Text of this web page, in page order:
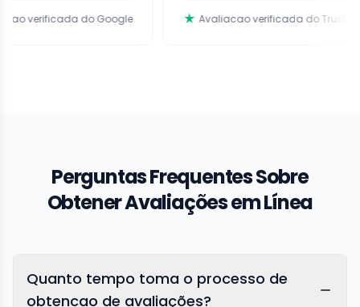
do Google Avaliacao verificada do Trustpilot
Perguntas Frequentes Sobre
Obtener Avaliações em Línea
Quanto tempo toma o processo de
obtencao de avaliações?